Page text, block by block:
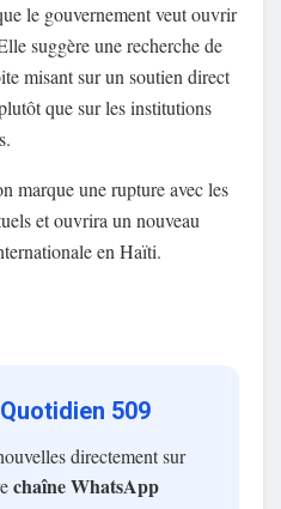
le gouvernement veut ouvrir
suggère une recherche de
misant sur un soutien direct
que sur les institutions
marque une rupture avec les
et ouvrira un nouveau
en Haïti.
509
directement sur
chaîne WhatsApp